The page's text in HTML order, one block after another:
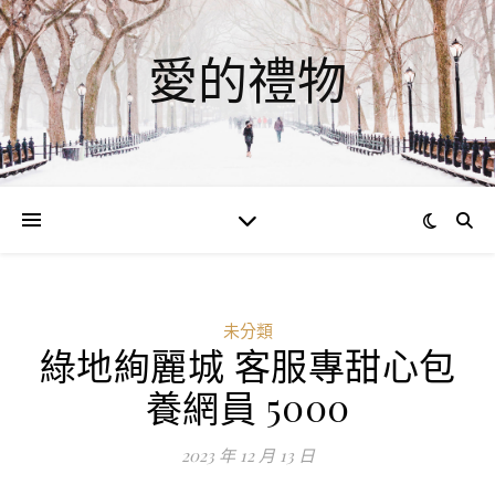
愛的禮物
未分類
綠地絢麗城 客服專甜心包
養網員 5000
2023 年 12 月 13 日